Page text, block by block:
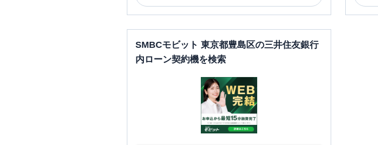
SMBCモビット 東京都豊島区の三井住友銀行
内ローン契約機を検索